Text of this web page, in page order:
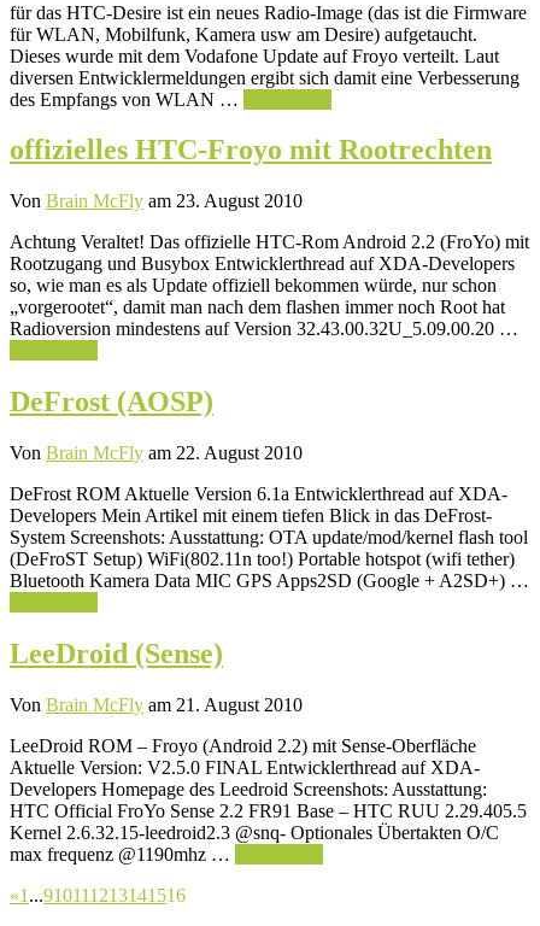
für das HTC-Desire ist ein neues Radio-Image (das ist die Firmware
für WLAN, Mobilfunk, Kamera usw am Desire) aufgetaucht.
Dieses wurde mit dem Vodafone Update auf Froyo verteilt. Laut
diversen Entwicklermeldungen ergibt sich damit eine Verbesserung
des Empfangs von WLAN …
offizielles HTC-Froyo mit Rootrechten
Von Brain McFly am 23. August 2010
Achtung Veraltet! Das offizielle HTC-Rom Android 2.2 (FroYo) mit
Rootzugang und Busybox Entwicklerthread auf XDA-Developers
so, wie man es als Update offiziell bekommen würde, nur schon
„vorgerootet“, damit man nach dem flashen immer noch Root hat
Radioversion mindestens auf Version 32.43.00.32U_5.09.00.20 …
DeFrost (AOSP)
Von Brain McFly am 22. August 2010
DeFrost ROM Aktuelle Version 6.1a Entwicklerthread auf XDA-
Developers Mein Artikel mit einem tiefen Blick in das DeFrost-
System Screenshots: Ausstattung: OTA update/mod/kernel flash tool
(DeFroST Setup) WiFi(802.11n too!) Portable hotspot (wifi tether)
Bluetooth Kamera Data MIC GPS Apps2SD (Google + A2SD+) …
LeeDroid (Sense)
Von Brain McFly am 21. August 2010
LeeDroid ROM – Froyo (Android 2.2) mit Sense-Oberfläche
Aktuelle Version: V2.5.0 FINAL Entwicklerthread auf XDA-
Developers Homepage des Leedroid Screenshots: Ausstattung:
HTC Official FroYo Sense 2.2 FR91 Base – HTC RUU 2.29.405.5
Kernel 2.6.32.15-leedroid2.3 @snq- Optionales Übertakten O/C
max frequenz @1190mhz …
«1 ...910111213141516